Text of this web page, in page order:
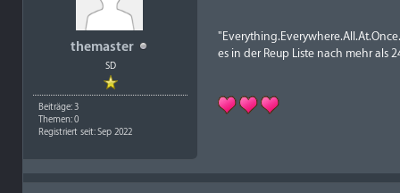
themaster
SD
Beiträge: 3
Themen: 0
Registriert seit: Sep 2022
es in der Reup Liste nach mehr als